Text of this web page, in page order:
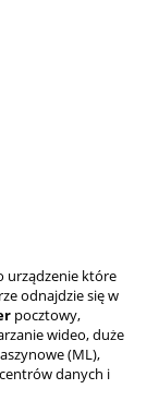
urządzenie które
odnajdzie się w
pocztowy,
wideo, duże
(ML),
danych i